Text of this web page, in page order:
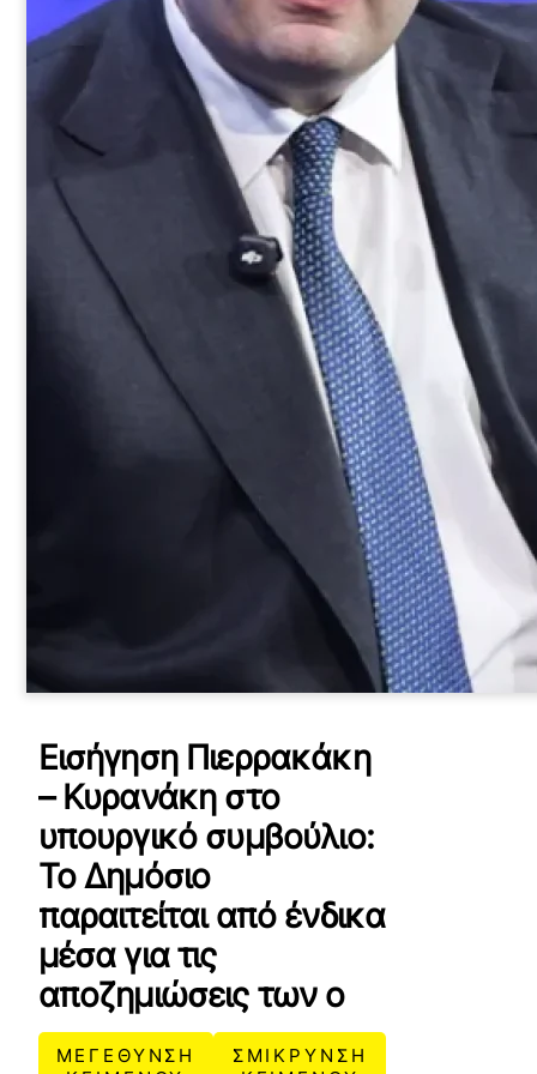
Εισήγηση Πιερρακάκη
– Κυρανάκη στο
υπουργικό συμβούλιο:
Το Δημόσιο
παραιτείται από ένδικα
μέσα για τις
αποζημιώσεις των ο
ΜΕΓΕΘΥΝΣΗ
ΣΜΙΚΡΥΝΣΗ